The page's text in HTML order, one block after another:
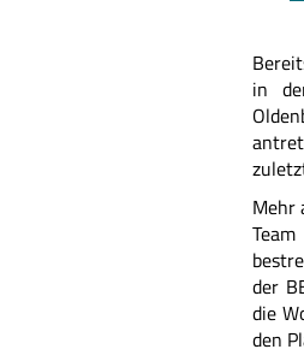
in
Mehr
der
die
den